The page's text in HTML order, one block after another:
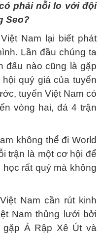
phải nỗi lo với đội
Seo?
Nam lại biết phát
Lần đầu chúng ta
đấu nào cũng là gặp
quý giá của tuyển
tuyển Việt Nam có
vòng hai, đá 4 trận
không thể đi World
trận là một cơ hội để
rất quý mà không
Nam cần rút kinh
Nam thủng lưới bởi
Ả Rập Xê Út và